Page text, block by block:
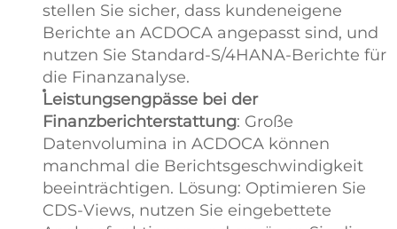
stellen Sie sicher, dass kundeneigene
Berichte an ACDOCA angepasst sind, und
nutzen Sie Standard-S/4HANA-Berichte für
die Finanzanalyse.
Leistungsengpässe bei der
Finanzberichterstattung: Große
Datenvolumina in ACDOCA können
manchmal die Berichtsgeschwindigkeit
beeinträchtigen. Lösung: Optimieren Sie
CDS-Views, nutzen Sie eingebettete